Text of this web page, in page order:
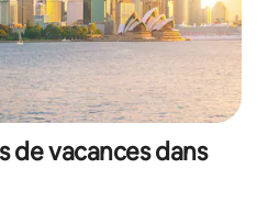
de vacances dans